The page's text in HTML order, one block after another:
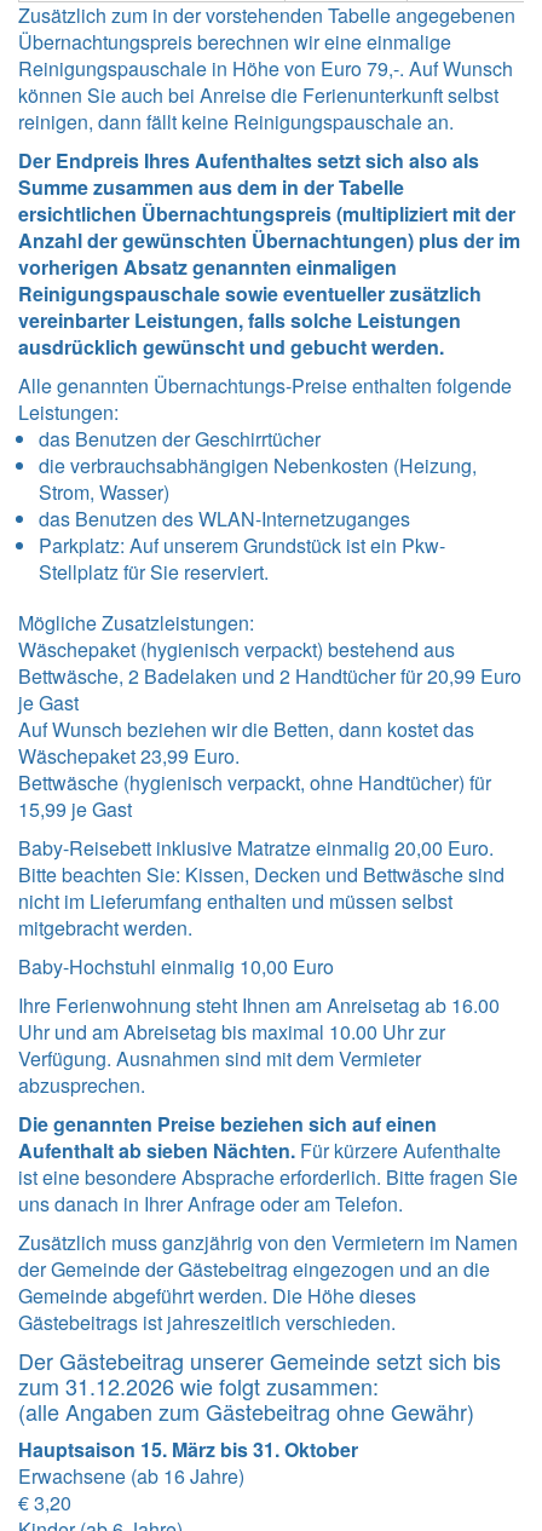
Zusätzlich zum in der vorstehenden Tabelle angegebenen
Übernachtungspreis berechnen wir eine einmalige
Reinigungspauschale in Höhe von Euro 79,-. Auf Wunsch
können Sie auch bei Anreise die Ferienunterkunft selbst
reinigen, dann fällt keine Reinigungspauschale an.
Der Endpreis Ihres Aufenthaltes setzt sich also als
Summe zusammen aus dem in der Tabelle
ersichtlichen Übernachtungspreis (multipliziert mit der
Anzahl der gewünschten Übernachtungen) plus der im
vorherigen Absatz genannten einmaligen
Reinigungspauschale sowie eventueller zusätzlich
vereinbarter Leistungen, falls solche Leistungen
ausdrücklich gewünscht und gebucht werden.
Alle genannten Übernachtungs-Preise enthalten folgende
Leistungen:
das Benutzen der Geschirrtücher
die verbrauchsabhängigen Nebenkosten (Heizung,
Strom, Wasser)
das Benutzen des WLAN-Internetzuganges
Parkplatz: Auf unserem Grundstück ist ein Pkw-
Stellplatz für Sie reserviert.
Mögliche Zusatzleistungen:
Wäschepaket (hygienisch verpackt) bestehend aus
Bettwäsche, 2 Badelaken und 2 Handtücher für 20,99 Euro
je Gast
Auf Wunsch beziehen wir die Betten, dann kostet das
Wäschepaket 23,99 Euro.
Bettwäsche (hygienisch verpackt, ohne Handtücher) für
15,99 je Gast
Baby-Reisebett inklusive Matratze einmalig 20,00 Euro.
Bitte beachten Sie: Kissen, Decken und Bettwäsche sind
nicht im Lieferumfang enthalten und müssen selbst
mitgebracht werden.
Baby-Hochstuhl einmalig 10,00 Euro
Ihre Ferienwohnung steht Ihnen am Anreisetag ab 16.00
Uhr und am Abreisetag bis maximal 10.00 Uhr zur
Verfügung. Ausnahmen sind mit dem Vermieter
abzusprechen.
Die genannten Preise beziehen sich auf einen
Aufenthalt ab sieben Nächten. Für kürzere Aufenthalte
ist eine besondere Absprache erforderlich. Bitte fragen Sie
uns danach in Ihrer Anfrage oder am Telefon.
Zusätzlich muss ganzjährig von den Vermietern im Namen
der Gemeinde der Gästebeitrag eingezogen und an die
Gemeinde abgeführt werden. Die Höhe dieses
Gästebeitrags ist jahreszeitlich verschieden.
Der Gästebeitrag unserer Gemeinde setzt sich bis
zum 31.12.2026 wie folgt zusammen:
(alle Angaben zum Gästebeitrag ohne Gewähr)
Hauptsaison 15. März bis 31. Oktober
Erwachsene (ab 16 Jahre)
€ 3,20